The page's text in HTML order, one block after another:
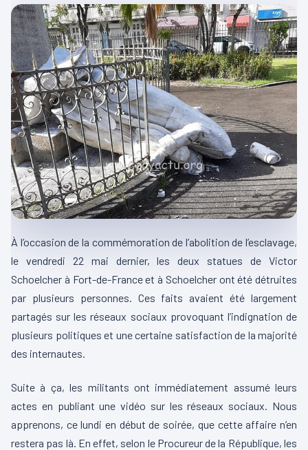
À l’occasion de la commémoration de l’abolition de l’esclavage,
le vendredi 22 mai dernier, les deux statues de Victor
Schoelcher à Fort-de-France et à Schoelcher ont été détruites
par plusieurs personnes. Ces faits avaient été largement
partagés sur les réseaux sociaux provoquant l’indignation de
plusieurs politiques et une certaine satisfaction de la majorité
des internautes.
Suite à ça, les militants ont immédiatement assumé leurs
actes en publiant une vidéo sur les réseaux sociaux. Nous
apprenons, ce lundi en début de soirée, que cette affaire n’en
restera pas là. En effet, selon le Procureur de la République, les